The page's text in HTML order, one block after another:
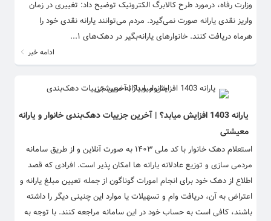
وزارت رفاه، درمورد طرح کالابرگ الکترونیک توضیح داد: تغییری در زمان
واریز نقدی یارانه صورت نمی‌گیرد. مردم می‌توانند یارانه نقدی خود را
هرماه دریافت کنند. خانوارهای یارانه‌بگیر در دهک‌های ۱...
ادامه خبر
یارانه 1403 افزایش میابد؟ | آخرین جزییات دهک‌بندی خانوار و یارانه
معیشتی
استعلام دهک خانوار با کد ملی ۱۴۰۳ به صورت آنلاین و از طریق سامانه
مردمی سازی و توزیع عادلانه یارانه ها امکان پذیر است. افرادی که قصد
اطلاع از دهک خود برای انجام امورات گوناگون از جمله تعیین مبلغ یارانه و
اعتراض به آن، دریافت وام و تسهیلات یا موارد این چنینی دیگر را داشته
باشند، کافی است به حساب خود در این سامانه مراجعه کنند. با توجه به